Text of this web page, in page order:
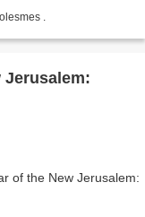
.
Jerusalem: